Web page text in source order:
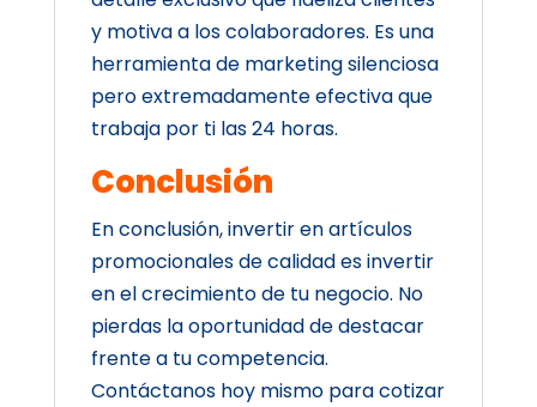
y motiva a los colaboradores. Es una
herramienta de marketing silenciosa
pero extremadamente efectiva que
trabaja por ti las 24 horas.
Conclusión
En conclusión, invertir en artículos
promocionales de calidad es invertir
en el crecimiento de tu negocio. No
pierdas la oportunidad de destacar
frente a tu competencia.
Contáctanos hoy mismo para cotizar